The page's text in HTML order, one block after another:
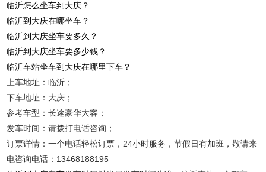
临沂怎么坐车到大庆？
临沂到大庆在哪坐车？
临沂到大庆坐车要多久？
临沂到大庆坐车要多少钱？
临沂车站坐车到大庆在哪里下车？
上车地址：临沂；
下车地址：大庆；
参考车型：长途豪华大客；
发车时间：请拨打电话咨询；
订票详情：一个电话轻松订票，24小时服务，节假日有加班，敬请来
电咨询电话：13468188195